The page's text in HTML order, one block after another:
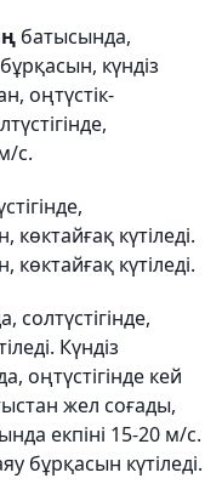
батысында,
күндіз
оңтүстік-
с.
күтіледі.
күтіледі.
солтүстігінде,
Күндіз
кей
жел соғады,
екпіні 15-20 м/с.
бұрқасын күтіледі.